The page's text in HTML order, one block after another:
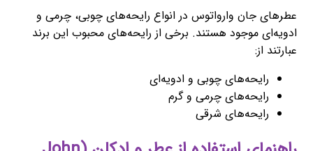
عطرهای جان وارواتوس در انواع رایحه‌های چوبی، چرمی و
ادویه‌ای موجود هستند. برخی از رایحه‌های محبوب این برند
عبارتند از:
رایحه‌های چوبی و ادویه‌ای
رایحه‌های چرمی و گرم
رایحه‌های شرقی